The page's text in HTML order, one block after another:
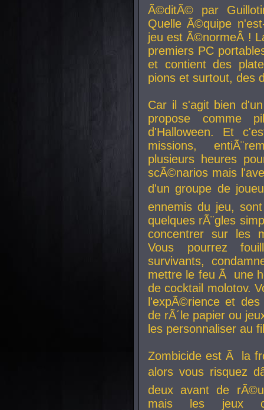
Ã©ditÃ© par
Quelle Ã©quipe
jeu est Ã©normeÂ !
premiers PC
et contient des
pions et surtout, des
Car il s'agit bien
propose comme
d'Halloween. Et
missions,
plusieurs heures
scÃ©narios mais
d'un groupe de
ennemis du jeu,
quelques rÃ¨gles
concentrer sur les
Vous pourrez
survivants,
mettre le feu Ã une
de cocktail molotov.
l'expÃ©rience et
de rÃ´le papier ou
les personnaliser au
Zombicide est Ã la
alors vous risquez
deux avant de
mais les jeux